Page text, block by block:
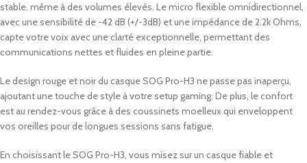
stable, même à des volumes élevés. Le micro flexible omnidirectionnel,
avec une sensibilité de -42 dB (+/-3dB) et une impédance de 2.2k Ohms,
capte votre voix avec une clarté exceptionnelle, permettant des
communications nettes et fluides en pleine partie.
Le design rouge et noir du casque SOG Pro-H3 ne passe pas inaperçu,
ajoutant une touche de style à votre setup gaming. De plus, le confort
est au rendez-vous grâce à des coussinets moelleux qui enveloppent
vos oreilles pour de longues sessions sans fatigue.
En choisissant le SOG Pro-H3, vous misez sur un casque fiable et